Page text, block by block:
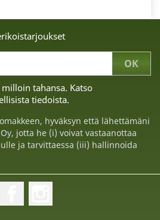
tahansa. Katso
tiedoista.
hyväksyn että lähettämäni
jotta he (i) voivat vastaanottaa
ja tarvittaessa (iii) hallinnoida